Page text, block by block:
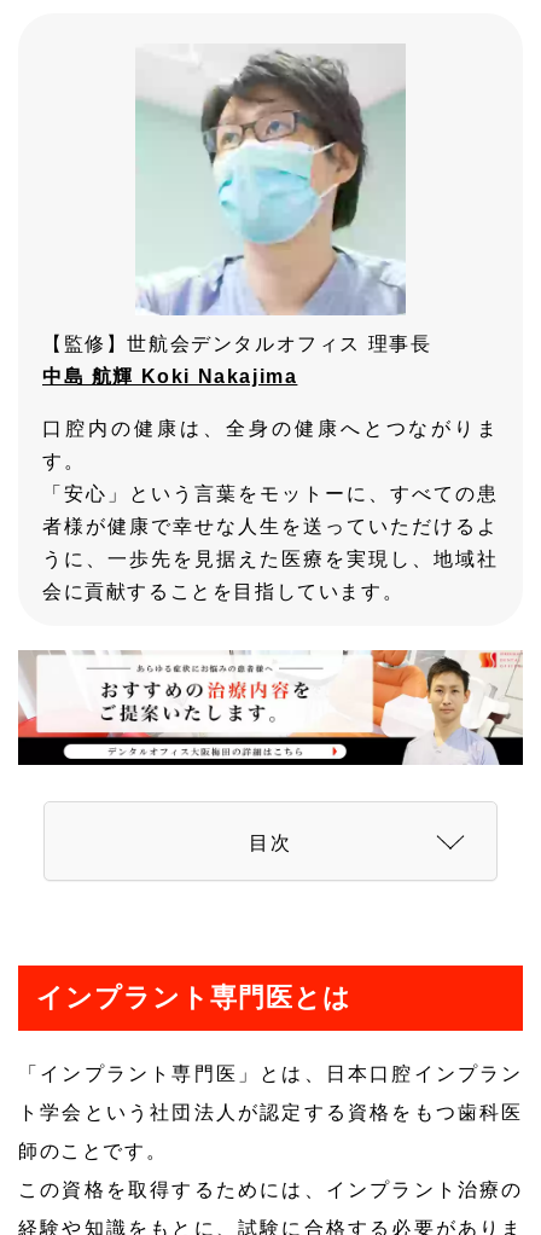
【監修】世航会デンタルオフィス 理事長
中島 航輝 Koki Nakajima
口腔内の健康は、全身の健康へとつながりま
す。
「安心」という言葉をモットーに、すべての患
者様が健康で幸せな人生を送っていただけるよ
うに、一歩先を見据えた医療を実現し、地域社
会に貢献することを目指しています。
目次
インプラント専門医とは
「インプラント専門医」とは、日本口腔インプラン
ト学会という社団法人が認定する資格をもつ歯科医
師のことです。
この資格を取得するためには、インプラント治療の
経験や知識をもとに、試験に合格する必要がありま